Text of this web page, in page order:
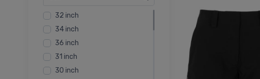
32 inch
34 inch
36 inch
31 inch
30 inch